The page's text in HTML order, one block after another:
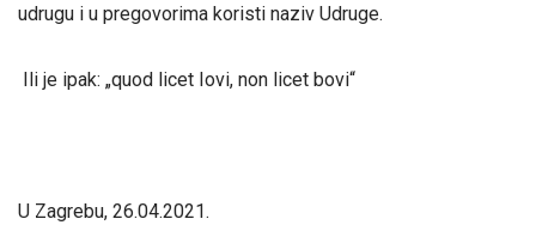
udrugu i u pregovorima koristi naziv Udruge.
Ili je ipak: „quod licet Iovi, non licet bovi“
U Zagrebu, 26.04.2021.